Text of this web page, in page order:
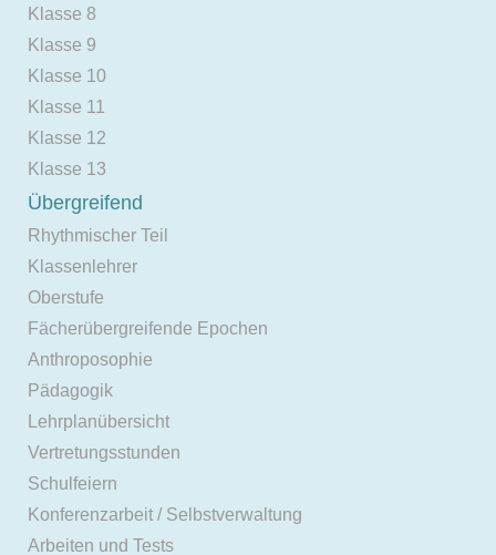
Klasse 8
Klasse 9
Klasse 10
Klasse 11
Klasse 12
Klasse 13
Übergreifend
Rhythmischer Teil
Klassenlehrer
Oberstufe
Fächerübergreifende Epochen
Anthroposophie
Pädagogik
Lehrplanübersicht
Vertretungsstunden
Schulfeiern
Konferenzarbeit / Selbstverwaltung
Arbeiten und Tests